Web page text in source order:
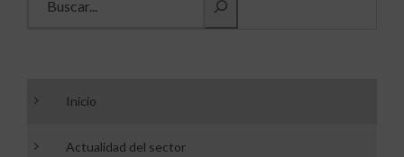
Inicio
Actualidad del sector